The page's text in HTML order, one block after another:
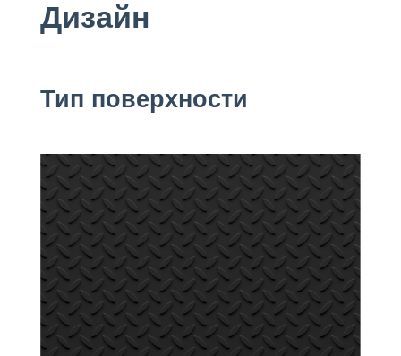
Дизайн
Тип поверхности